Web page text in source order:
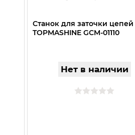
Станок для заточки цепей
TOPMASHINE GCM-01110
Нет в наличии